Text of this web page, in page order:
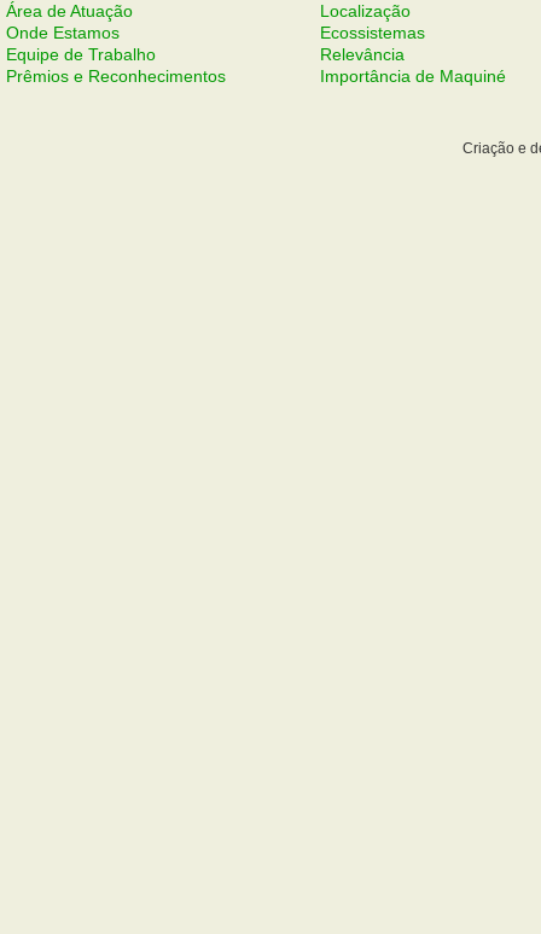
Área de Atuação
Onde Estamos
Equipe de Trabalho
Prêmios e Reconhecimentos
Localização
Ecossistemas
Relevância
Importância de Maquiné
Criação e